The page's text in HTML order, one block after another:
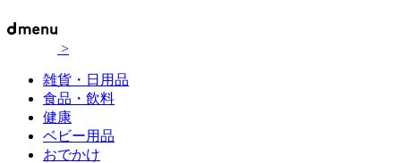
>
雑貨・日用品
食品・飲料
健康
ベビー用品
おでかけ